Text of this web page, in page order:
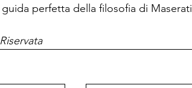
perfetta della filosofia di Maserati